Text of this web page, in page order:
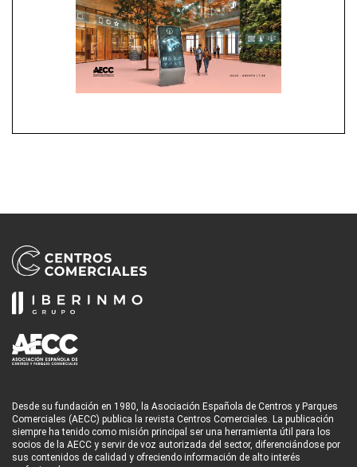
Desde su fundación en 1980, la Asociación Española de Centros y Parques
Comerciales (AECC) publica la revista Centros Comerciales. La publicación
siempre ha tenido como misión principal ser una herramienta útil para los
socios de la AECC y servir de voz autorizada del sector, diferenciándose por
sus contenidos de calidad y ofreciendo información de alto interés